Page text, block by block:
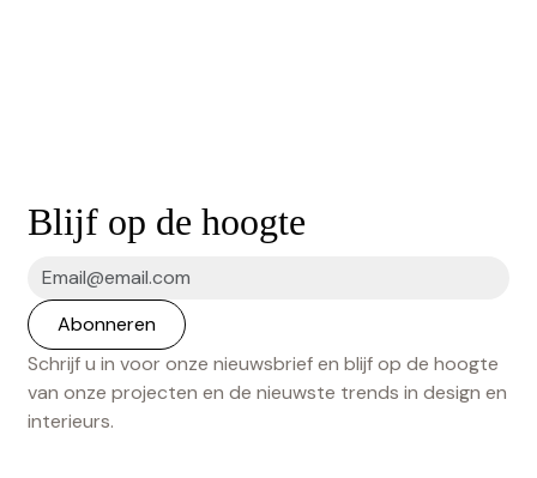
Blijf op de hoogte
Schrijf u in voor onze nieuwsbrief en blijf op de hoogte
van onze projecten en de nieuwste trends in design en
interieurs.